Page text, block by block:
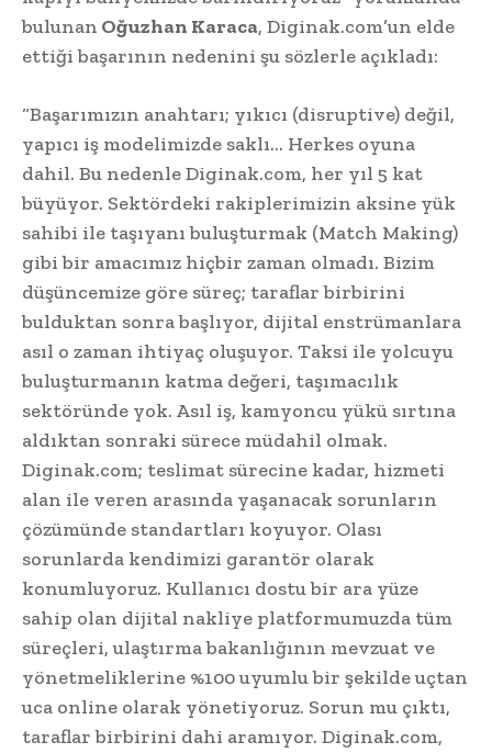
bulunan Oğuzhan Karaca, Diginak.com’un elde
ettiği başarının nedenini şu sözlerle açıkladı:
“Başarımızın anahtarı; yıkıcı (disruptive) değil,
yapıcı iş modelimizde saklı… Herkes oyuna
dahil. Bu nedenle Diginak.com, her yıl 5 kat
büyüyor. Sektördeki rakiplerimizin aksine yük
sahibi ile taşıyanı buluşturmak (Match Making)
gibi bir amacımız hiçbir zaman olmadı. Bizim
düşüncemize göre süreç; taraflar birbirini
bulduktan sonra başlıyor, dijital enstrümanlara
asıl o zaman ihtiyaç oluşuyor. Taksi ile yolcuyu
buluşturmanın katma değeri, taşımacılık
sektöründe yok. Asıl iş, kamyoncu yükü sırtına
aldıktan sonraki sürece müdahil olmak.
Diginak.com; teslimat sürecine kadar, hizmeti
alan ile veren arasında yaşanacak sorunların
çözümünde standartları koyuyor. Olası
sorunlarda kendimizi garantör olarak
konumluyoruz. Kullanıcı dostu bir ara yüze
sahip olan dijital nakliye platformumuzda tüm
süreçleri, ulaştırma bakanlığının mevzuat ve
yönetmeliklerine %100 uyumlu bir şekilde uçtan
uca online olarak yönetiyoruz. Sorun mu çıktı,
taraflar birbirini dahi aramıyor. Diginak.com,